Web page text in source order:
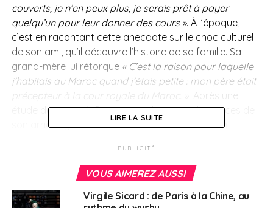
couverts, je n’en peux plus, je serais prêt à payer
quelqu’un pour leur donner des cours ». À l’époque,
c’est en racontant cette anecdote sur le choc culturel
de son ami, qu’il découvre l’histoire de sa famille. Sa
grand-mère lui rétorque « C’est la raison pour laquelle
j’habitais au Maroc quand j’étais petite : mon père était
étude de marché, Guillaume se lance, sur les traces de
son arrière-grand-père. Il reprend le nom de son
Professeur de bonnes manières
Il est aujourd’hui l’un des professeurs de bienséance les
LIRE LA SUITE
PUBLICITÉ
VOUS AIMEREZ AUSSI
Virgile Sicard : de Paris à la Chine, au